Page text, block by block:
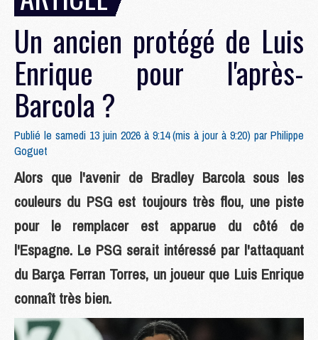
Un ancien protégé de Luis
Enrique pour l'après-
Barcola ?
Publié le samedi 13 juin 2026 à 9:14 (mis à jour à 9:20) parPhilippe
Goguet
Alors que l'avenir de Bradley Barcola sous les
couleurs du PSG est toujours très flou, une piste
pour le remplacer est apparue du côté de
l'Espagne. Le PSG serait intéressé par l'attaquant
du Barça Ferran Torres, un joueur que Luis Enrique
connaît très bien.